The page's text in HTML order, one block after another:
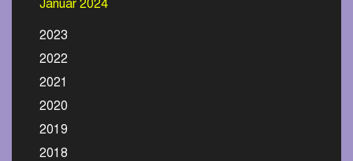
Januar 2024
2023
2022
2021
2020
2019
2018